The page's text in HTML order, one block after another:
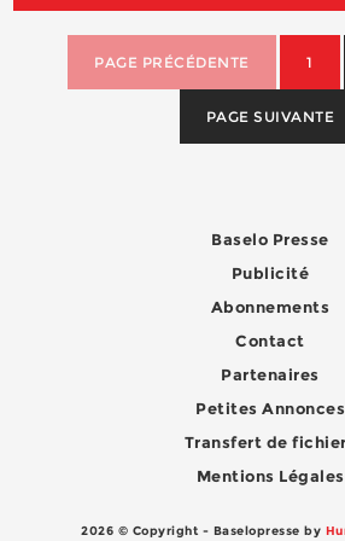
PAGE PRÉCÉDENTE 1
PAGE SUIVANTE
Baselo Presse
Publicité
Abonnements
Contact
Partenaires
Petites Annonces
Transfert de
Mentions Légales
2026 © Copyright - Baselopresse by